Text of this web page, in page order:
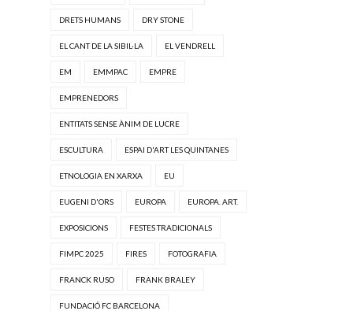
DRETS HUMANS DRY STONE
EL CANT DE LA SIBIL·LA EL VENDRELL
EM EMMPAC EMPRE
EMPRENEDORS
ENTITATS SENSE ÀNIM DE LUCRE
ESCULTURA ESPAI D'ART LES QUINTANES
ETNOLOGIA EN XARXA EU
EUGENI D'ORS EUROPA EUROPA. ART.
EXPOSICIONS FESTES TRADICIONALS
FIMPC 2025 FIRES FOTOGRAFIA
FRANCK RUSO FRANK BRALEY
FUNDACIÓ FC BARCELONA